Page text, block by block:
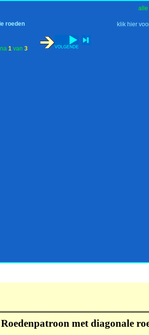
alle
klik hier
roeden
1 van 3